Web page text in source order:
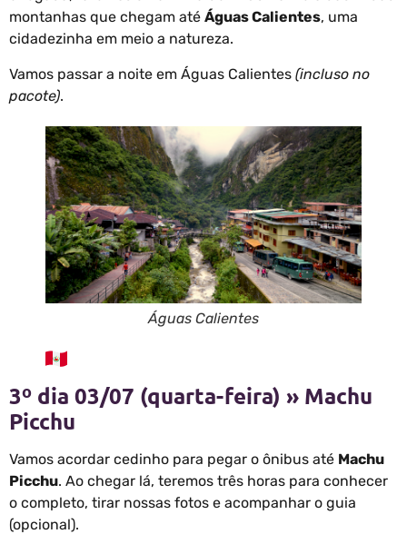
montanhas que chegam até Águas Calientes, uma
cidadezinha em meio a natureza.
Vamos passar a noite em Águas Calientes (incluso no
pacote).
Águas Calientes
3º dia 03/07 (quarta-feira) » Machu
Picchu
Vamos acordar cedinho para pegar o ônibus até Machu
Picchu. Ao chegar lá, teremos três horas para conhecer
o completo, tirar nossas fotos e acompanhar o guia
(opcional).